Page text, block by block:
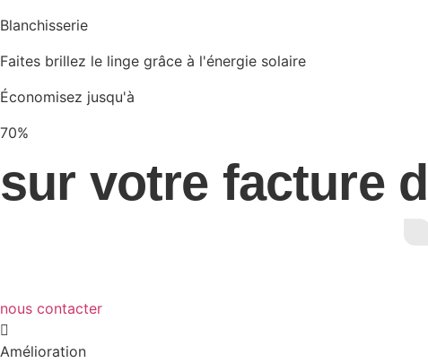
Blanchisserie
Faites brillez le linge grâce à l'énergie solaire
Économisez jusqu'à
70%
sur votre facture
nous contacter
Amélioration